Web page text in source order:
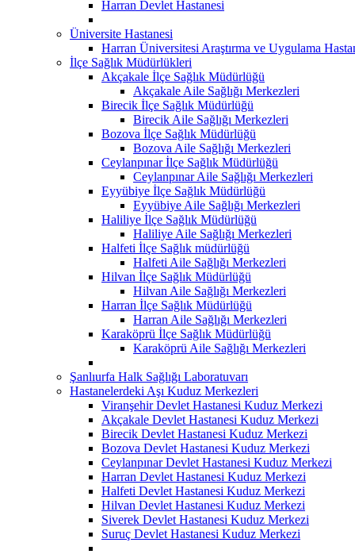
Harran Devlet Hastanesi
Üniversite Hastanesi
Harran Üniversitesi Araştırma ve Uygulama
İlçe Sağlık Müdürlükleri
Akçakale İlçe Sağlık Müdürlüğü
Akçakale Aile Sağlığı Merkezleri
Birecik İlçe Sağlık Müdürlüğü
Birecik Aile Sağlığı Merkezleri
Bozova İlçe Sağlık Müdürlüğü
Bozova Aile Sağlığı Merkezleri
Ceylanpınar İlçe Sağlık Müdürlüğü
Ceylanpınar Aile Sağlığı Merkezleri
Eyyübiye İlçe Sağlık Müdürlüğü
Eyyübiye Aile Sağlığı Merkezleri
Haliliye İlçe Sağlık Müdürlüğü
Haliliye Aile Sağlığı Merkezleri
Halfeti İlçe Sağlık müdürlüğü
Halfeti Aile Sağlığı Merkezleri
Hilvan İlçe Sağlık Müdürlüğü
Hilvan Aile Sağlığı Merkezleri
Harran İlçe Sağlık Müdürlüğü
Harran Aile Sağlığı Merkezleri
Karaköprü İlçe Sağlık Müdürlüğü
Karaköprü Aile Sağlığı Merkezleri
Şanlıurfa Halk Sağlığı Laboratuvarı
Hastanelerdeki Aşı Kuduz Merkezleri
Viranşehir Devlet Hastanesi Kuduz Merkezi
Akçakale Devlet Hastanesi Kuduz Merkezi
Birecik Devlet Hastanesi Kuduz Merkezi
Bozova Devlet Hastanesi Kuduz Merkezi
Ceylanpınar Devlet Hastanesi Kuduz Merkezi
Harran Devlet Hastanesi Kuduz Merkezi
Halfeti Devlet Hastanesi Kuduz Merkezi
Hilvan Devlet Hastanesi Kuduz Merkezi
Siverek Devlet Hastanesi Kuduz Merkezi
Suruç Devlet Hastanesi Kuduz Merkezi